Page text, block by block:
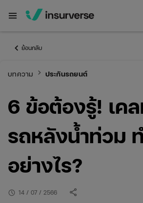
menu
keyboard_arrow_left ย้อนกลับ
บทความ keyboard_arrow_right ประกันรถยนต์
6 ข้อต้องรู้! เค
รถหลังน้ำท่วม
อย่างไร?
schedule 14 / 07 / 2566 share